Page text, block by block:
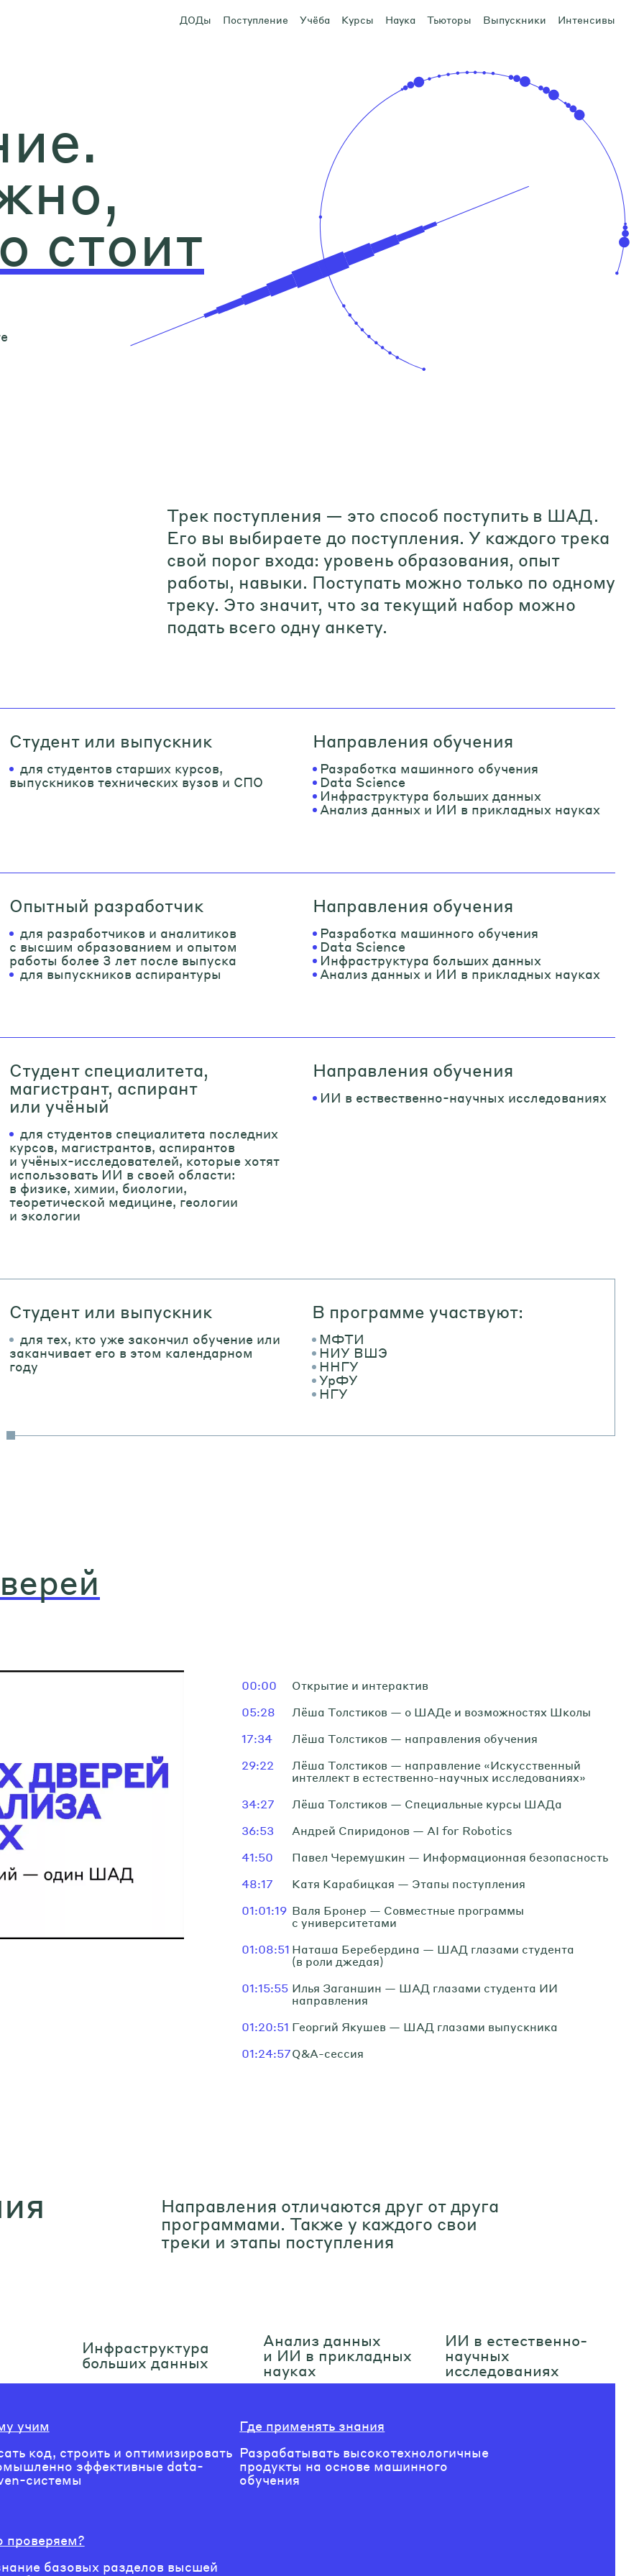
ДОДы Поступление Учёба Курсы Наука Тьюторы Выпускники Интенсивы
стоит
Трек поступления — это способ поступить в ШАД.
Его вы выбираете до поступления. У каждого трека
свой порог входа: уровень образования, опыт
работы, навыки. Поступать можно только по одному
треку. Это значит, что за текущий набор можно
подать всего одну анкету.
Студент или выпускник
для студентов старших курсов,
выпускников технических вузов и СПО
Направления обучения
Разработка машинного обучения
Data Science
Инфраструктура больших данных
Анализ данных и ИИ в прикладных науках
Опытный разработчик
для разработчиков и аналитиков
с высшим образованием и опытом
работы более 3 лет после выпуска
для выпускников аспирантуры
Направления обучения
Разработка машинного обучения
Data Science
Инфраструктура больших данных
Анализ данных и ИИ в прикладных науках
Студент специалитета,
магистрант, аспирант
или учёный
для студентов специалитета последних
курсов, магистрантов, аспирантов
и учёных-исследователей, которые хотят
использовать ИИ в своей области:
в физике, химии, биологии,
теоретической медицине, геологии
и экологии
Направления обучения
ИИ в ествественно-научных исследованиях
Студент или выпускник
для тех, кто уже закончил обучение или
заканчивает его в этом календарном
году
В программе участвуют:
МФТИ
НИУ ВШЭ
ННГУ
УрФУ
НГУ
00:00
Открытие и интерактив
05:28
Лёша Толстиков — о ШАДе и возможностях Школы
17:34
Лёша Толстиков — направления обучения
29:22
Лёша Толстиков — направление «Искусственный
интеллект в естественно-научных исследованиях»
34:27
Лёша Толстиков — Специальные курсы ШАДа
36:53
Андрей Спиридонов — AI for Robotics
41:50
Павел Черемушкин — Информационная безопасность
48:17
Катя Карабицкая — Этапы поступления
01:01:19 Валя Бронер — Совместные программы
с университетами
01:08:51 Наташа Беребердина — ШАД глазами студента
(в роли джедая)
01:15:55 Илья Заганшин — ШАД глазами студента ИИ
направления
01:20:51 Георгий Якушев — ШАД глазами выпускника
01:24:57Q&A-сессия
Направления отличаются друг от друга
программами. Также у каждого свои
треки и этапы поступления
Инфраструктура
больших данных
Анализ данных
и ИИ в прикладных
науках
ИИ в естественно-
научных
исследованиях
учим
код, строить и оптимизировать
эффективные data-
системы
Где применять знания
Разрабатывать высокотехнологичные
продукты на основе машинного
обучения
проверяем?
базовых разделов высшей